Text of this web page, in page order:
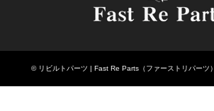
© リビルトパーツ | Fast Re Parts（ファーストリパーツ）